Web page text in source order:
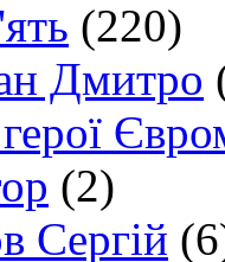
(220)
Дмитро
герої
(2)
Сергій